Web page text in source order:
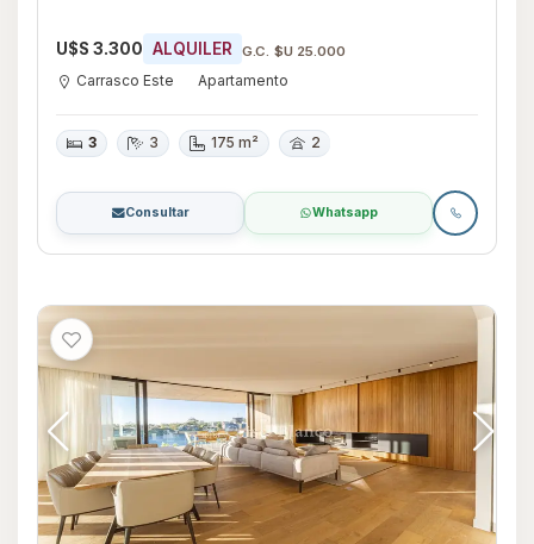
U$S 3.300 ALQUILER G.C. $U 25.000
Carrasco Este Apartamento
3 3 175 m² 2
Consultar Whatsapp